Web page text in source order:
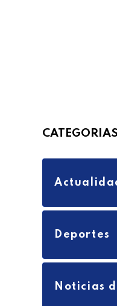
CATEGORIAS
Deportes
Noticias